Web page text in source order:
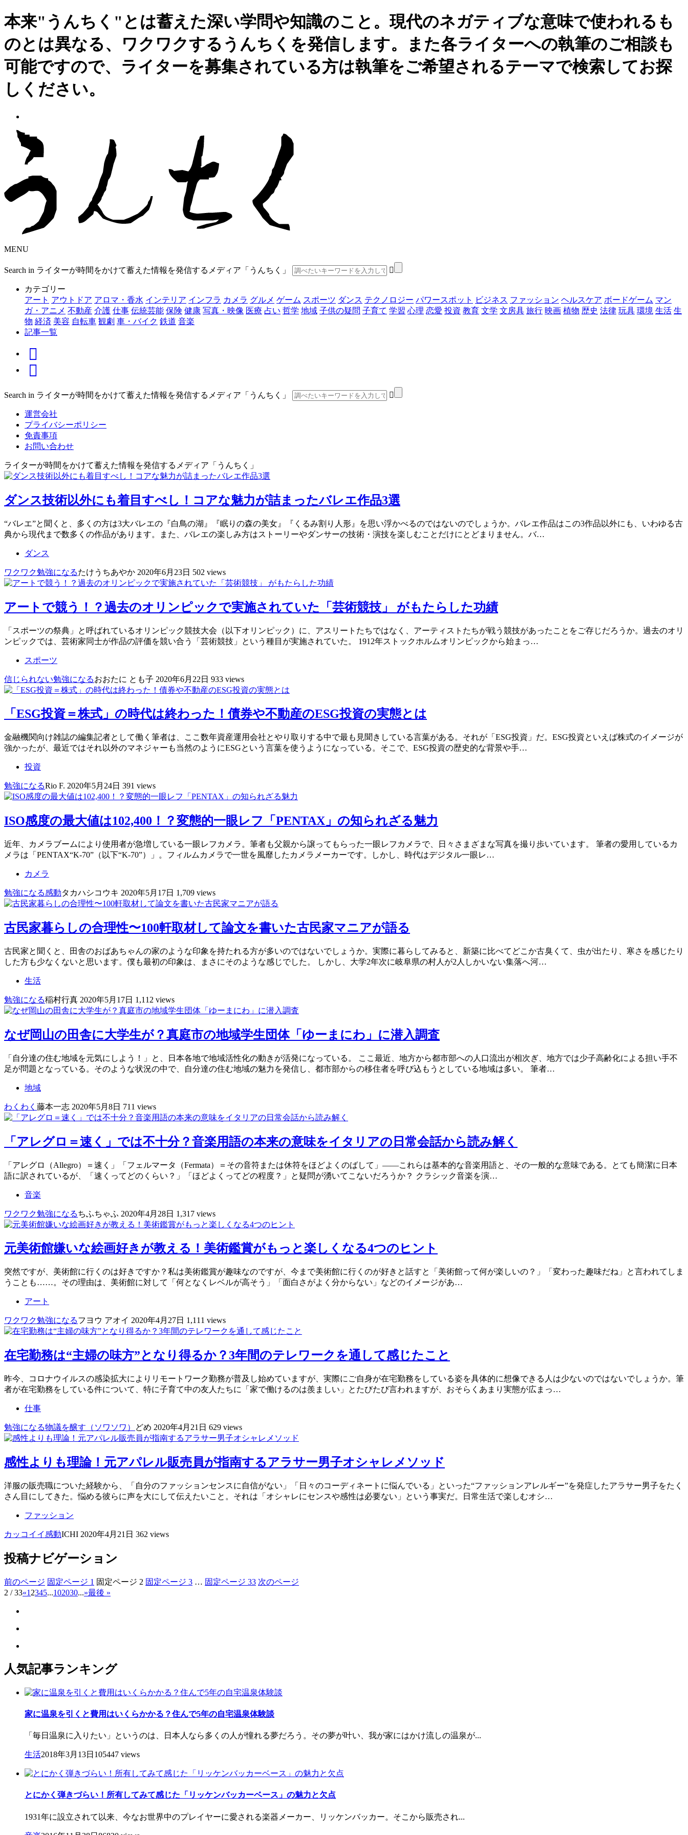
本来"うんちく"とは蓄えた深い学問や知識のこと。現代のネガティブな意味で使われるも
のとは異なる、ワクワクするうんちくを発信します。また各ライターへの執筆のご相談も
可能ですので、ライターを募集されている方は執筆をご希望されるテーマで検索してお探
しください。
MENU
Search in ライターが時間をかけて蓄えた情報を発信するメディア「うんちく」
カテゴリー
アート アウトドア アロマ・香水 インテリア インフラ カメラ グルメ ゲーム スポーツ ダンス テクノロジー パワースポット ビジネス ファッション ヘルスケア ボードゲーム マン
ガ・アニメ 不動産 介護 仕事 伝統芸能 保険 健康 写真・映像 医療 占い 哲学 地域 子供の疑問 子育て 学習 心理 恋愛 投資 教育 文学 文房具 旅行 映画 植物 歴史 法律 玩具 環境 生活 生
物 経済 美容 自転車 観劇 車・バイク 鉄道 音楽
記事一覧
Search in ライターが時間をかけて蓄えた情報を発信するメディア「うんちく」
運営会社
プライバシーポリシー
免責事項
お問い合わせ
ライターが時間をかけて蓄えた情報を発信するメディア「うんちく」
ダンス技術以外にも着目すべし！コアな魅力が詰まったバレエ作品3選
“バレエ”と聞くと、多くの方は3大バレエの『白鳥の湖』『眠りの森の美女』『くるみ割り人形』を思い浮かべるのではないのでしょうか。バレエ作品はこの3作品以外にも、いわゆる古
典から現代まで数多くの作品があります。また、バレエの楽しみ方はストーリーやダンサーの技術・演技を楽しむことだけにとどまりません。バ…
ダンス
ワクワク勉強になるたけうちあやか 2020年6月23日 502 views
アートで競う！？過去のオリンピックで実施されていた「芸術競技」 がもたらした功績
「スポーツの祭典」と呼ばれているオリンピック競技大会（以下オリンピック）に、アスリートたちではなく、アーティストたちが戦う競技があったことをご存じだろうか。過去のオリ
ンピックでは、芸術家同士が作品の評価を競い合う「芸術競技」という種目が実施されていた。 1912年ストックホルムオリンピックから始まっ…
スポーツ
信じられない勉強になるおおたに とも子 2020年6月22日 933 views
「ESG投資＝株式」の時代は終わった！債券や不動産のESG投資の実態とは
金融機関向け雑誌の編集記者として働く筆者は、ここ数年資産運用会社とやり取りする中で最も見聞きしている言葉がある。それが「ESG投資」だ。ESG投資といえば株式のイメージが
強かったが、最近ではそれ以外のマネジャーも当然のようにESGという言葉を使うようになっている。そこで、ESG投資の歴史的な背景や手…
投資
勉強になるRio F. 2020年5月24日 391 views
ISO感度の最大値は102,400！？変態的一眼レフ「PENTAX」の知られざる魅力
近年、カメラブームにより使用者が急増している一眼レフカメラ。筆者も父親から譲ってもらった一眼レフカメラで、日々さまざまな写真を撮り歩いています。 筆者の愛用しているカ
メラは「PENTAX“K-70”（以下“K-70”）」。フィルムカメラで一世を風靡したカメラメーカーです。しかし、時代はデジタル一眼レ…
カメラ
勉強になる感動タカハシコウキ 2020年5月17日 1,709 views
古民家暮らしの合理性〜100軒取材して論文を書いた古民家マニアが語る
古民家と聞くと、田舎のおばあちゃんの家のような印象を持たれる方が多いのではないでしょうか。実際に暮らしてみると、新築に比べてどこか古臭くて、虫が出たり、寒さを感じたり
した方も少なくないと思います。僕も最初の印象は、まさにそのような感じでした。 しかし、大学2年次に岐阜県の村人が2人しかいない集落へ河…
生活
勉強になる稲村行真 2020年5月17日 1,112 views
なぜ岡山の田舎に大学生が？真庭市の地域学生団体「ゆーまにわ」に潜入調査
「自分達の住む地域を元気にしよう！」と、日本各地で地域活性化の動きが活発になっている。 ここ最近、地方から都市部への人口流出が相次ぎ、地方では少子高齢化による担い手不
足が問題となっている。そのような状況の中で、自分達の住む地域の魅力を発信し、都市部からの移住者を呼び込もうとしている地域は多い。 筆者…
地域
わくわく 藤本一志 2020年5月8日 711 views
「アレグロ＝速く」では不十分？音楽用語の本来の意味をイタリアの日常会話から読み解く
「アレグロ（Allegro）＝速く」「フェルマータ（Fermata）＝その音符または休符をほどよくのばして」――これらは基本的な音楽用語と、その一般的な意味である。とても簡潔に日本
語に訳されているが、「速くってどのくらい？」「ほどよくってどの程度？」と疑問が湧いてこないだろうか？ クラシック音楽を演…
音楽
ワクワク勉強になるちふちゃふ 2020年4月28日 1,317 views
元美術館嫌いな絵画好きが教える！美術鑑賞がもっと楽しくなる4つのヒント
突然ですが、美術館に行くのは好きですか？私は美術鑑賞が趣味なのですが、今まで美術館に行くのが好きと話すと「美術館って何が楽しいの？」「変わった趣味だね」と言われてしま
うことも……。その理由は、美術館に対して「何となくレベルが高そう」「面白さがよく分からない」などのイメージがあ…
アート
ワクワク勉強になるフヨウ アオイ 2020年4月27日 1,111 views
在宅勤務は“主婦の味方”となり得るか？3年間のテレワークを通して感じたこと
昨今、コロナウイルスの感染拡大によりリモートワーク勤務が普及し始めていますが、実際にご自身が在宅勤務をしている姿を具体的に想像できる人は少ないのではないでしょうか。筆
者が在宅勤務をしている件について、特に子育て中の友人たちに「家で働けるのは羨ましい」とたびたび言われますが、おそらくあまり実態が広まっ…
仕事
勉強になる物議を醸す（ソワソワ） どめ 2020年4月21日 629 views
感性よりも理論！元アパレル販売員が指南するアラサー男子オシャレメソッド
洋服の販売職についた経験から、「自分のファッションセンスに自信がない」「日々のコーディネートに悩んでいる」といった“ファッションアレルギー”を発症したアラサー男子をたく
さん目にしてきた。悩める彼らに声を大にして伝えたいこと。それは「オシャレにセンスや感性は必要ない」という事実だ。日常生活で楽しむオシ…
ファッション
カッコイイ感動ICHI 2020年4月21日 362 views
投稿ナビゲーション
前のページ 固定ページ 1 固定ページ 2 固定ページ 3 … 固定ページ 33 次のページ
2 / 33«1 2345...102030...»最後 »
人気記事ランキング
家に温泉を引くと費用はいくらかかる？住んで5年の自宅温泉体験談
「毎日温泉に入りたい」というのは、日本人なら多くの人が憧れる夢だろう。その夢が叶い、我が家にはかけ流しの温泉が...
生活2018年3月13日 105447 views
とにかく弾きづらい！所有してみて感じた「リッケンバッカーベース」の魅力と欠点
1931年に設立されて以来、今なお世界中のプレイヤーに愛される楽器メーカー、リッケンバッカー。そこから販売され...